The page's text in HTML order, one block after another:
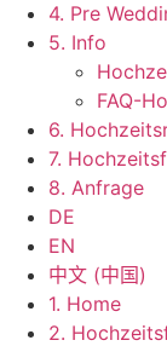
4. Pre
5. Info
FAQ-
6.
7.
8. Anfrage
DE
EN
中文 (中国)
1. Home
2.